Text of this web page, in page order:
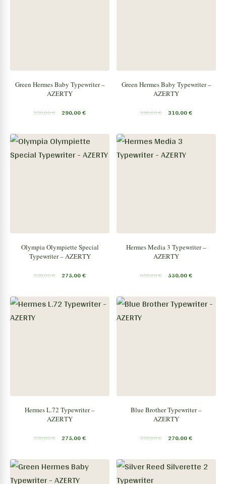
Green Hermes Baby Typewriter –
AZERTY
350,00€ 290,00€
Green Hermes Baby Typewriter –
AZERTY
390,00€ 310,00€
Olympia Olympiette Special
Typewriter – AZERTY
330,00€ 275,00€
Hermes Media 3 Typewriter –
AZERTY
650,00€ 550,00€
Hermes L.72 Typewriter –
AZERTY
330,00€ 275,00€
Blue Brother Typewriter –
AZERTY
350,00€ 270,00€